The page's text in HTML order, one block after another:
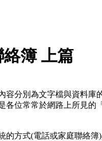
簿 上篇
分別為文字檔與資料
位常常於網路上所見
的方式(電話或家庭聯絡